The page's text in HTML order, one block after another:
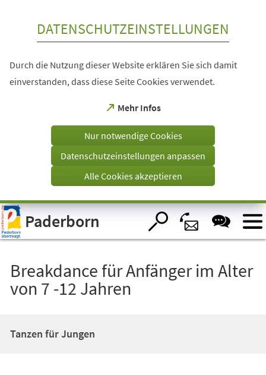
Visuelle
Assistenzsoftware
öffnen.
DATENSCHUTZEINSTELLUNGEN
Durch die Nutzung dieser Website erklären Sie sich damit
einverstanden, dass diese Seite Cookies verwendet.
Mehr Infos
(Öffnet
einem
Tab)
Nur notwendige Cookies
Datenschutzeinstellungen anpassen
Alle Cookies akzeptieren
Paderborn
Breakdance für Anfänger im Alter
von 7 -12 Jahren
Tanzen für Jungen